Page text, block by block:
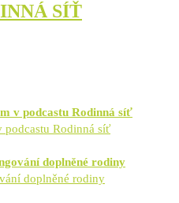
SÍŤ
Rodinná síť
doplněné rodiny